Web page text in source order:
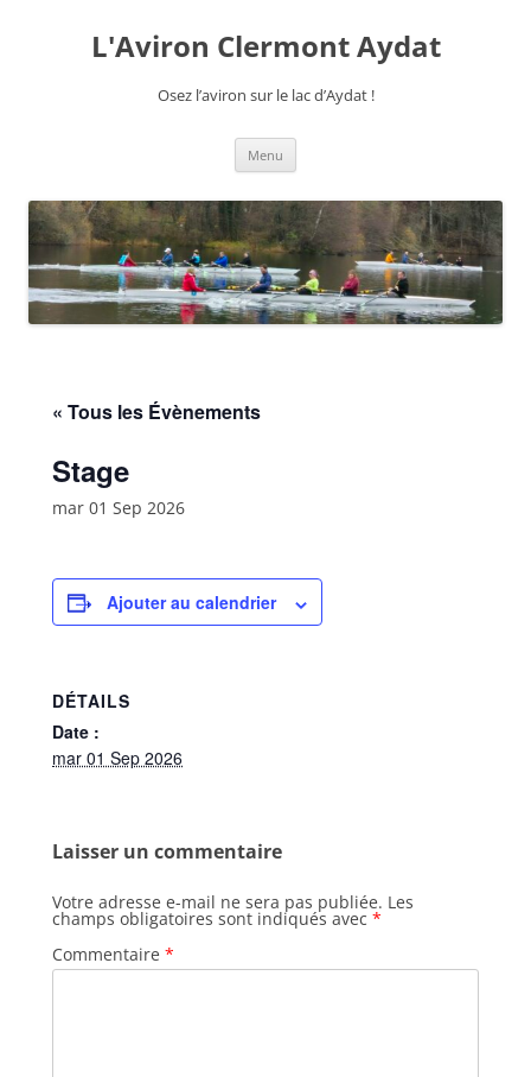
L'Aviron Clermont Aydat
Osez l’aviron sur le lac d’Aydat !
Menu
« Tous les Évènements
Stage
mar 01 Sep 2026
Ajouter au calendrier
DÉTAILS
Date :
mar 01 Sep 2026
Laisser un commentaire
Votre adresse e-mail ne sera pas publiée. Les
champs obligatoires sont indiqués avec *
Commentaire *